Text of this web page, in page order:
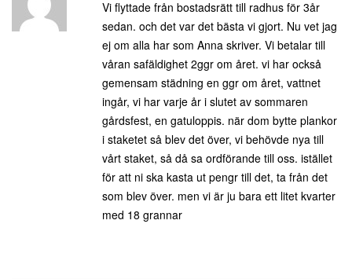
Vi flyttade från bostadsrätt till radhus för 3år
sedan. och det var det bästa vi gjort. Nu vet jag
ej om alla har som Anna skriver. Vi betalar till
våran safäldighet 2ggr om året. vi har också
gemensam städning en ggr om året, vattnet
ingår, vi har varje år i slutet av sommaren
gårdsfest, en gatuloppis. när dom bytte plankor
i staketet så blev det över, vi behövde nya till
vårt staket, så då sa ordförande till oss. istället
för att ni ska kasta ut pengr till det, ta från det
som blev över. men vi är ju bara ett litet kvarter
med 18 grannar